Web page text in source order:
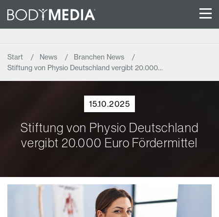
Start News
Branchen News
Stiftung von Physio Deutschland vergibt 20.000…
15.10.2025
Stiftung von Physio Deutschland
vergibt 20.000 Euro Fördermittel